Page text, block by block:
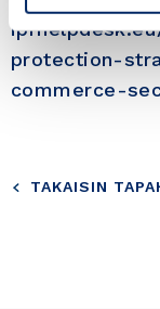
protection-
commerce-
TAKAISIN